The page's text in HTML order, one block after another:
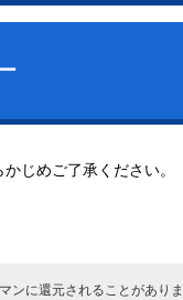
じめご了承ください。
ンに還元されることがあり